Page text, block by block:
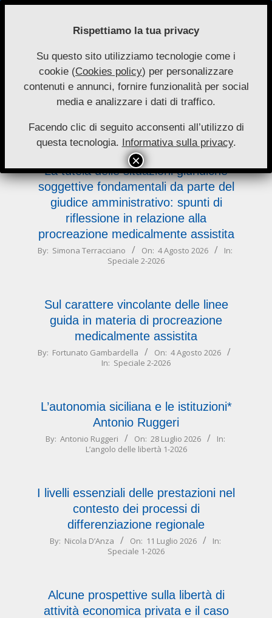
Skip
Nuove
Autonomie
Primary
Navigation
Menu
La tutela delle situazioni giuridiche
soggettive fondamentali da parte del
giudice amministrativo: spunti di
riflessione in relazione alla
procreazione medicalmente assistita
2026-
By: Simona Terracciano On: 4 Agosto 2026
In:
Speciale 2-2026
Sul carattere vincolante delle linee
guida in materia di procreazione
medicalmente assistita
2026-
By: Fortunato Gambardella On: 4 Agosto 2026
In: Speciale 2-2026
L’autonomia siciliana e le istituzioni*
Antonio Ruggeri
2026-
By: Antonio Ruggeri On: 28 Luglio 2026
In:
L’angolo delle libertà 1-2026
I livelli essenziali delle prestazioni nel
contesto dei processi di
differenziazione regionale
2026-
By: Nicola D’Anza On: 11 Luglio 2026
In:
Speciale 1-2026
Alcune prospettive sulla libertà di
attività economica privata e il caso
Rispettiamo la tua privacy
Su questo sito utilizziamo tecnologie come i
cookie (Cookies policy) per personalizzare
contenuti e annunci, fornire funzionalità per social
media e analizzare i dati di traffico.
Facendo clic di seguito acconsenti all’utilizzo di
questa tecnologia. Informativa sulla privacy.